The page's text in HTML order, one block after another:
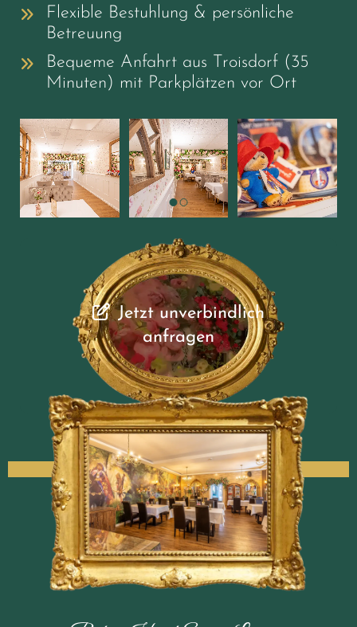
Flexible Bestuhlung & persönliche
Betreuung
Bequeme Anfahrt aus Troisdorf (35
Minuten) mit Parkplätzen vor Ort
Jetzt unverbindlich
anfragen